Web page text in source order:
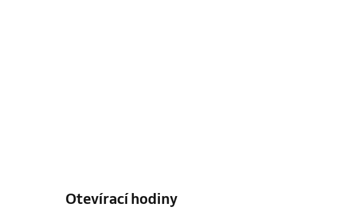
Otevírací hodiny